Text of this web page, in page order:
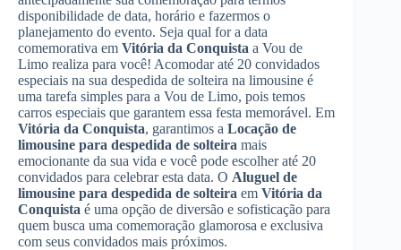
disponibilidade de data, horário e fazermos o
planejamento do evento. Seja qual for a data
comemorativa em Vitória da Conquista a Vou de
Limo realiza para você! Acomodar até 20 convidados
especiais na sua despedida de solteira na limousine é
uma tarefa simples para a Vou de Limo, pois temos
carros especiais que garantem essa festa memorável. Em
Vitória da Conquista, garantimos a Locação de
limousine para despedida de solteira mais
emocionante da sua vida e você pode escolher até 20
convidados para celebrar esta data. O Aluguel de
limousine para despedida de solteira em Vitória da
Conquista é uma opção de diversão e sofisticação para
quem busca uma comemoração glamorosa e exclusiva
com seus convidados mais próximos.